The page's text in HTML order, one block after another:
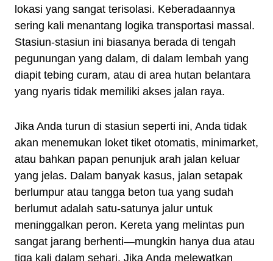
lokasi yang sangat terisolasi. Keberadaannya
sering kali menantang logika transportasi massal.
Stasiun-stasiun ini biasanya berada di tengah
pegunungan yang dalam, di dalam lembah yang
diapit tebing curam, atau di area hutan belantara
yang nyaris tidak memiliki akses jalan raya.
Jika Anda turun di stasiun seperti ini, Anda tidak
akan menemukan loket tiket otomatis, minimarket,
atau bahkan papan penunjuk arah jalan keluar
yang jelas. Dalam banyak kasus, jalan setapak
berlumpur atau tangga beton tua yang sudah
berlumut adalah satu-satunya jalur untuk
meninggalkan peron. Kereta yang melintas pun
sangat jarang berhenti—mungkin hanya dua atau
tiga kali dalam sehari. Jika Anda melewatkan